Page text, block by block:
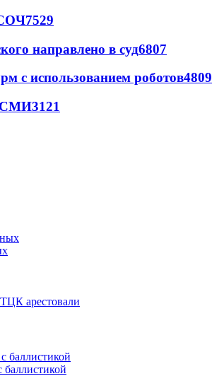
7529
направлено в суд6807
с использованием роботов4809
СМИ3121
арестовали
баллистикой